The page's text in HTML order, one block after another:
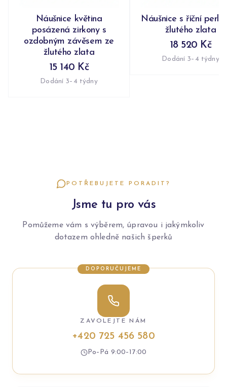
Náušnice květina
posázená zirkony s
ozdobným závěsem ze
žlutého zlata
15 140 Kč
Dodání 3–4 týdny
Náušnice s říční
žlutého zlata
18 520 Kč
Dodání 3–4 týdny
POTŘEBUJETE PORADIT?
Jsme tu pro vás
Pomůžeme vám s výběrem, úpravou i jakýmkoliv
dotazem ohledně našich šperků
DOPORUČUJEME
ZAVOLEJTE NÁM
+420 725 456 580
Po–Pá 9:00–17:00